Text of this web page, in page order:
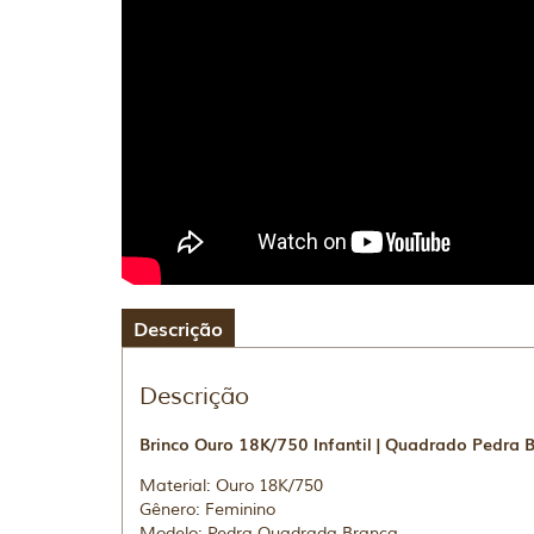
Descrição
Descrição
Brinco Ouro 18K/750 Infantil | Quadrado Pedra
Material: Ouro 18K/750
Gênero: Feminino